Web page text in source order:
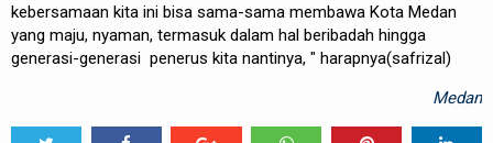
kebersamaan kita ini bisa sama-sama membawa Kota Medan
yang maju, nyaman, termasuk dalam hal beribadah hingga
generasi-generasi penerus kita nantinya, " harapnya(safrizal)
Medan